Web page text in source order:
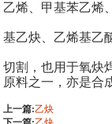
乙烯、甲基苯乙烯
基乙炔、乙烯基乙
切割，也用于氧炔
原料之一，亦是合
上一篇:乙炔